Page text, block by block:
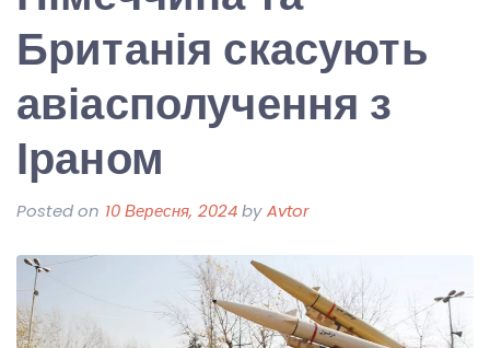
Британія скасують
авіасполучення з
Іраном
Posted on 10 Вересня, 2024byAvtor